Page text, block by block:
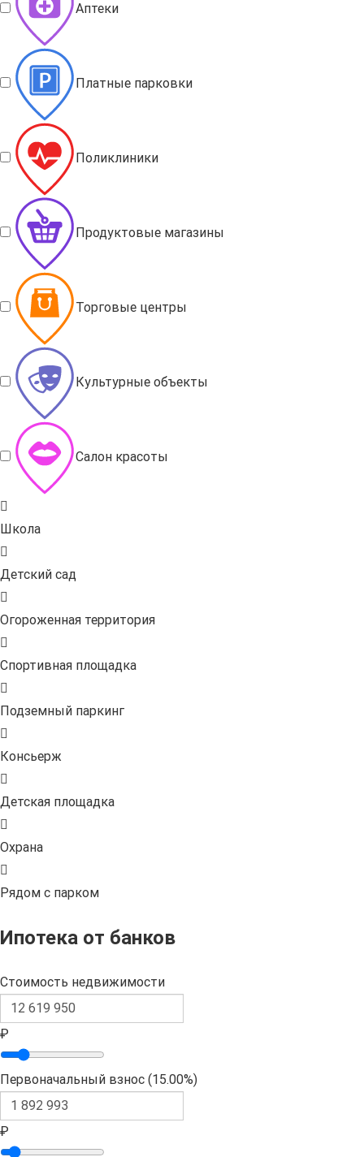
Аптеки
Платные парковки
Поликлиники
Продуктовые магазины
Торговые центры
Культурные объекты
Салон красоты
Школа
Детский сад
Огороженная территория
Спортивная площадка
Подземный паркинг
Консьерж
Детская площадка
Охрана
Рядом с парком
Ипотека от банков
Стоимость недвижимости
₽
Первоначальный взнос (15.00%)
₽